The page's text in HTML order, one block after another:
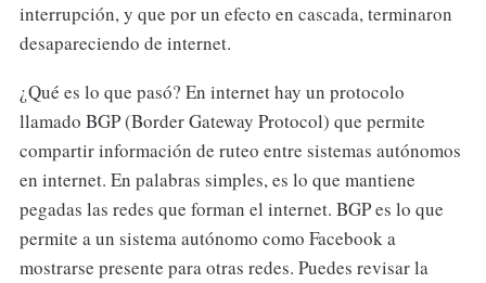
interrupción, y que por un efecto en cascada, terminaron
desapareciendo de internet.
¿Qué es lo que pasó? En internet hay un protocolo
llamado BGP (Border Gateway Protocol) que permite
compartir información de ruteo entre sistemas autónomos
en internet. En palabras simples, es lo que mantiene
pegadas las redes que forman el internet. BGP es lo que
permite a un sistema autónomo como Facebook a
mostrarse presente para otras redes. Puedes revisar la